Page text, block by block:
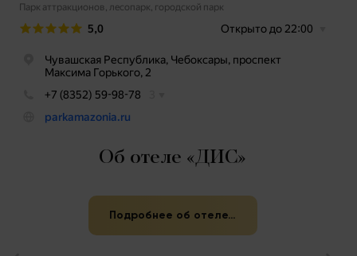
Об отеле «ДИС»
Подробнее об отеле…